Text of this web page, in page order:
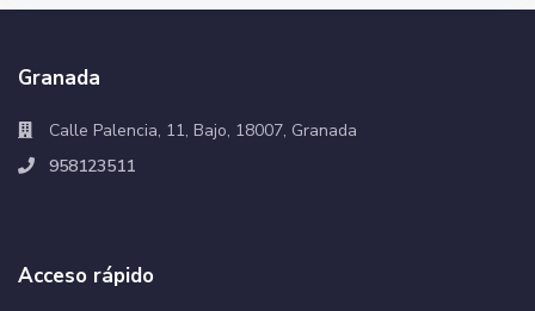
Granada
Calle Palencia, 11, Bajo, 18007, Granada
958123511
Acceso rápido